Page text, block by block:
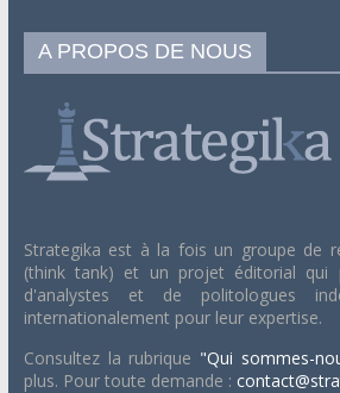
A PROPOS DE NOUS
Strategika est à la fois un groupe de
(think tank) et un projet éditorial qui
d'analystes et de politologues
internationalement pour leur expertise.
Consultez la rubrique "Qui sommes-
plus. Pour toute demande :